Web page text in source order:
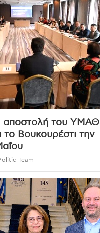
αποστολή του ΥΜΑΘ
το Βουκουρέστι την
Team